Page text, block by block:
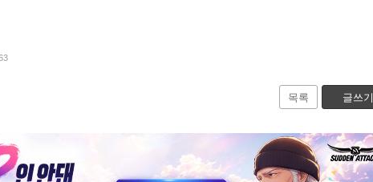
목록 글쓰기